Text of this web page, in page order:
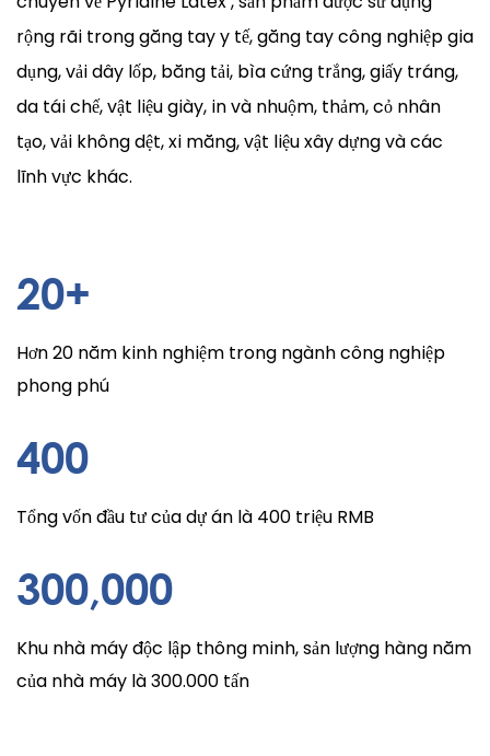
rộng rãi trong găng tay y tế, găng tay công nghiệp gia
dụng, vải dây lốp, băng tải, bìa cứng trắng, giấy tráng,
da tái chế, vật liệu giày, in và nhuộm, thảm, cỏ nhân
tạo, vải không dệt, xi măng, vật liệu xây dựng và các
lĩnh vực khác.
20+
Hơn 20 năm kinh nghiệm trong ngành công nghiệp
phong phú
400
Tổng vốn đầu tư của dự án là 400 triệu RMB
300,000
Khu nhà máy độc lập thông minh, sản lượng hàng năm
của nhà máy là 300.000 tấn